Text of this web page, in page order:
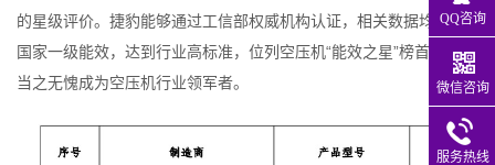
的星级评价。捷豹能够通过工信部权威机构认证，相关数据均优于
国家一级能效，达到行业高标准，位列空压机“能效之星”榜首，可谓
当之无愧成为空压机行业领军者。
QQ咨询
微信咨询
服务热线